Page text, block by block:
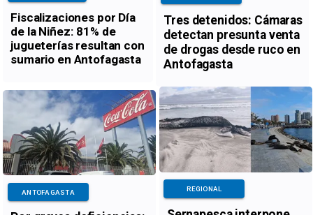
Fiscalizaciones por Día
de la Niñez: 81% de
jugueterías resultan con
sumario en Antofagasta
Tres detenidos: Cámaras
detectan presunta venta
de drogas desde ruco en
Antofagasta
ANTOFAGASTA REGIONAL